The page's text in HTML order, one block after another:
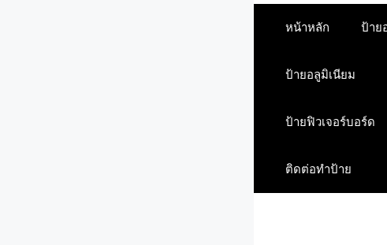
หน้าหลัก ป้าย
ป้ายอลูมิเนียม
ป้ายฟิวเจอร์บอร์ด
ติดต่อทำป้าย